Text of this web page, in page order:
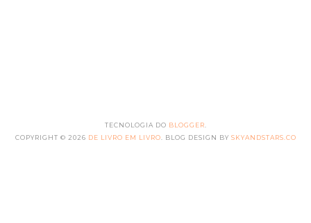
TECNOLOGIA DO BLOGGER
COPYRIGHT © 2026 DE LIVRO EM LIVRO . BLOG DESIGN BY SKYANDSTARS.CO